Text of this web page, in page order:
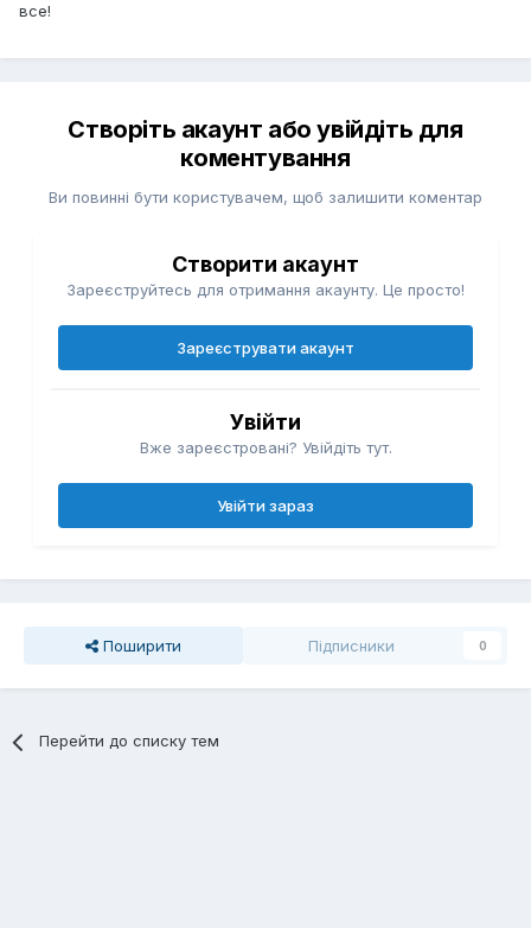
все!
Створіть акаунт або увійдіть для
коментування
Ви повинні бути користувачем, щоб залишити коментар
Створити акаунт
Зареєструйтесь для отримання акаунту. Це просто!
Зареєструвати акаунт
Увійти
Вже зареєстровані? Увійдіть тут.
Увійти зараз
Поширити Підписники 0
Перейти до списку тем